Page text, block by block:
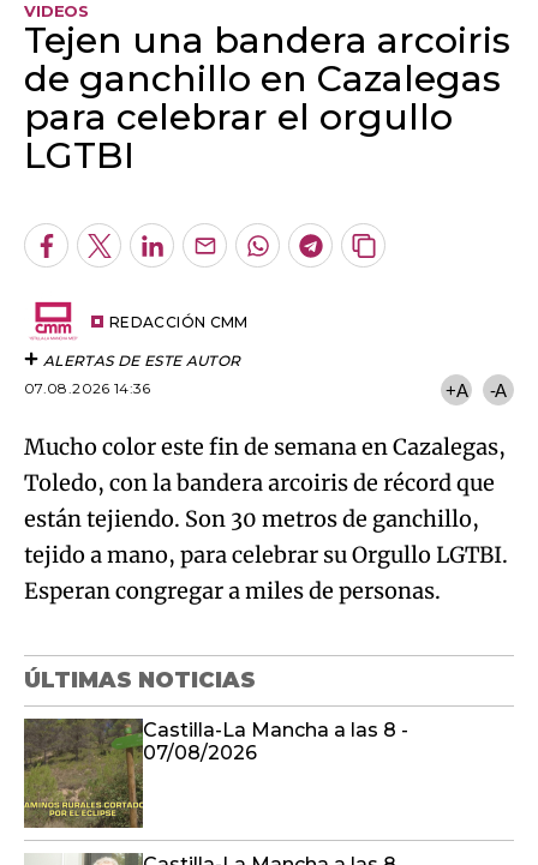
VIDEOS
Tejen una bandera arcoiris
de ganchillo en Cazalegas
para celebrar el orgullo
LGTBI
Facebook
TwitterLinkedInEnviarWhatsapp
Telegram
Copiar
REDACCIÓN CMM
ALERTAS DE ESTE AUTOR
07.08.2026 14:36
+A -A
Mucho color este fin de semana en Cazalegas,
Toledo, con la bandera arcoiris de récord que
están tejiendo. Son 30 metros de ganchillo,
tejido a mano, para celebrar su Orgullo LGTBI.
Esperan congregar a miles de personas.
ÚLTIMAS NOTICIAS
Castilla-La Mancha a las 8 -
07/08/2026